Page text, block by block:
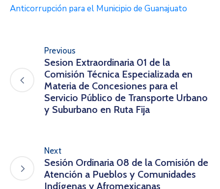
Anticorrupción para el Municipio de Guanajuato
Previous
Sesion Extraordinaria 01 de la
Comisión Técnica Especializada en
Materia de Concesiones para el
Servicio Público de Transporte Urbano
y Suburbano en Ruta Fija
Next
Sesión Ordinaria 08 de la Comisión de
Atención a Pueblos y Comunidades
Indígenas y Afromexicanas